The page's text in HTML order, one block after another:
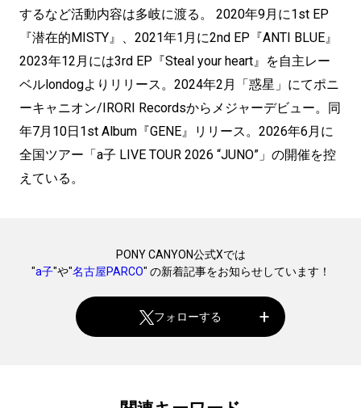
するなど活動内容は多岐に渡る。 2020年9月に1st EP
『潜在的MISTY』、2021年1月に2nd EP『ANTI BLUE』
2023年12月には3rd EP『Steal your heart』を自主レー
ベルlondogよりリリース。2024年2月「惑星」にてポニ
ーキャニオン/IRORI Recordsからメジャーデビュー。同
年7月10日1st Album『GENE』リリース。2026年6月に
全国ツアー「a子 LIVE TOUR 2026 “JUNO”」の開催を控
えている。
PONY CANYON公式Xでは
"a子"や"名古屋PARCO" の新着記事をお知らせしています！
フォローする